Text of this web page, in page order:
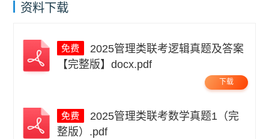
资料下载
【完整版】docx.pdf
下载
整版）.pdf